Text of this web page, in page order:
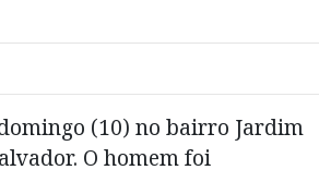
(10) no bairro Jardim
O homem foi